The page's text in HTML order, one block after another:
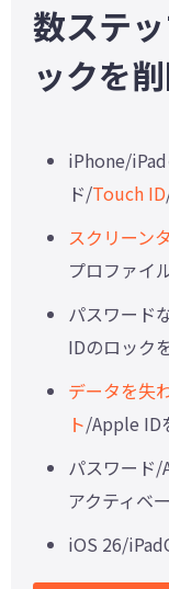
数ステ
ックを
iPhone/
ド/Touch ID
スクリーン
プロファイ
パスワード
IDのロック
データを失
ト/Apple ID
パスワード
アクティベ
iOS 26/